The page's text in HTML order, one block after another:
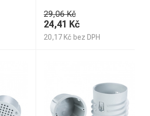
29,06 Kč
24,41 Kč
20,17 Kč bez DPH